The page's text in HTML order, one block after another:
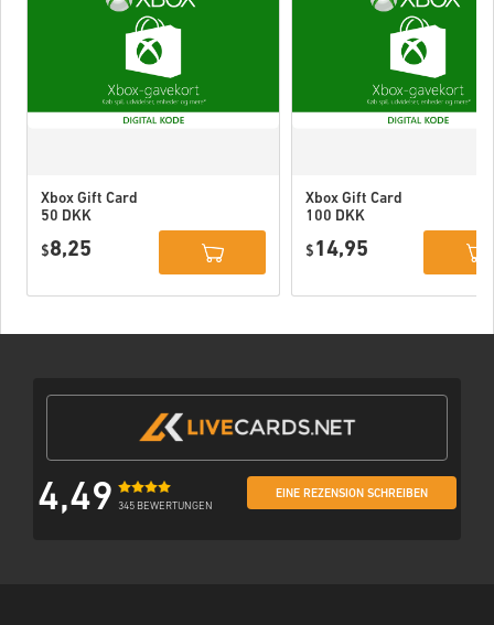
Xbox Gift Card
50 DKK
$8,25
Xbox Gift Card
100 DKK
$ 14,95
4,49 345 BEWERTUNGEN
EINE REZENSION SCHREIBEN